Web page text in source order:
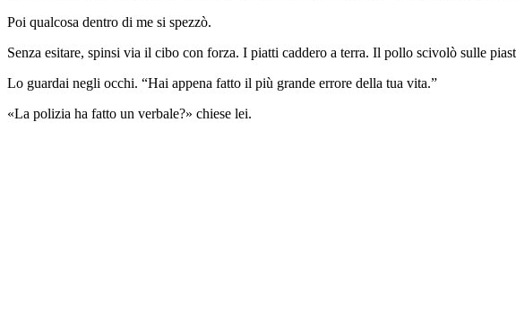
Poi qualcosa dentro di me si spezzò.
Senza esitare, spinsi via il cibo con forza. I piatti caddero a terra. Il pollo scivolò sulle
Lo guardai negli occhi. “Hai appena fatto il più grande errore della tua vita.”
«La polizia ha fatto un verbale?» chiese lei.